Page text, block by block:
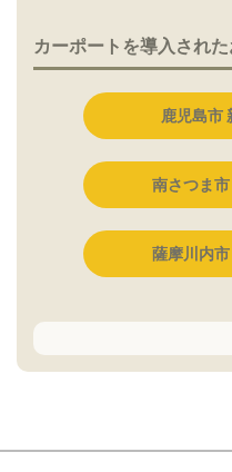
カーポートを導入され
鹿児島市
南さつま
薩摩川内